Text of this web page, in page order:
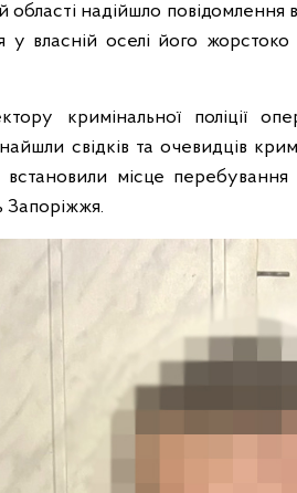
області надійшло
у власній оселі його
кримінальної поліції
свідків та очевидців
встановили місце
Запоріжжя.